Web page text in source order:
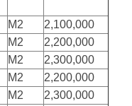
M2
2,100,000
M2
2,200,000
M2
2,300,000
M2
2,200,000
M2
2,300,000